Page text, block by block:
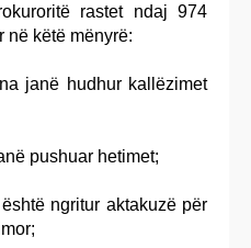
rastet ndaj 974
në këtë mënyrë:
hudhur kallëzimet
pushuar hetimet;
ngritur aktakuzë për